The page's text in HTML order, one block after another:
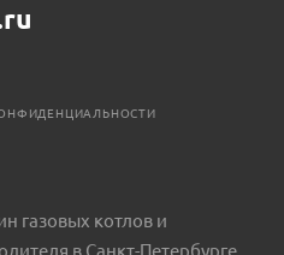
газовых котлов и
в Санкт-Петербурге